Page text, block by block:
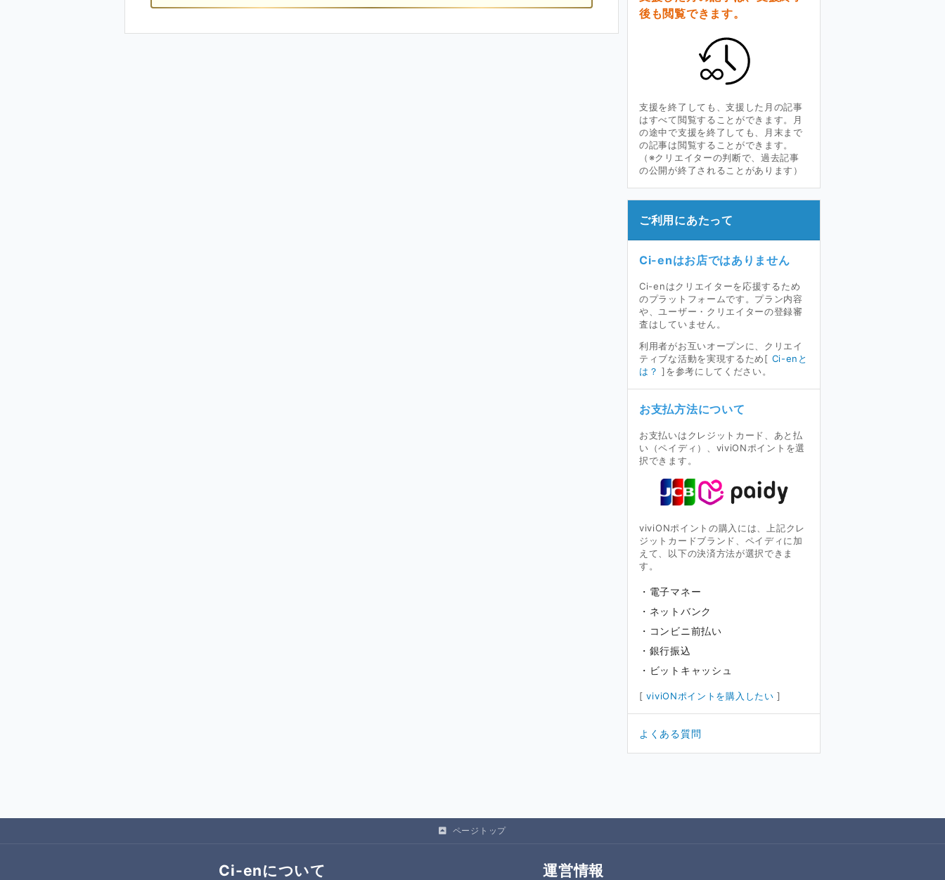
後も閲覧できます。
支援を終了しても、支援した月の記事
はすべて閲覧することができます。月
の途中で支援を終了しても、月末まで
の記事は閲覧することができます。
（※クリエイターの判断で、過去記事
の公開が終了されることがあります）
ご利用にあたって
Ci-enはお店ではありません
Ci-enはクリエイターを応援するため
のプラットフォームです。プラン内容
や、ユーザー・クリエイターの登録審
査はしていません。
利用者がお互いオープンに、クリエイ
ティブな活動を実現するため[ Ci-enと
は？ ]を参考にしてください。
お支払方法について
お支払いはクレジットカード、あと払
い（ペイディ）、viviONポイントを選
択できます。
viviONポイントの購入には、上記クレ
ジットカードブランド、ペイディに加
えて、以下の決済方法が選択できま
す。
電子マネー
ネットバンク
コンビニ前払い
銀行振込
ビットキャッシュ
[viviONポイントを購入したい ]
よくある質問
ページトップ
Ci-enについて 運営情報